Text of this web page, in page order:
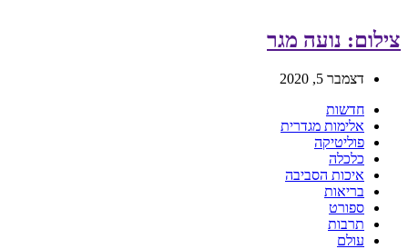
צילום: נועה מגר
דצמבר 5, 2020
חדשות
אלימות מגדרית
פוליטיקה
כלכלה
איכות הסביבה
בריאות
ספורט
תרבות
עולם